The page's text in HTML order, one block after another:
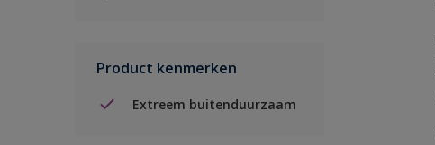
Product kenmerken
Extreem buitenduurzaam